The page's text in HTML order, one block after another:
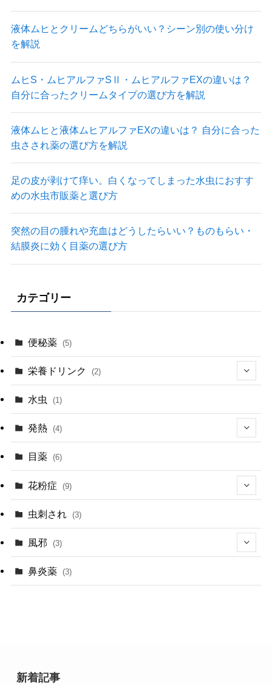
液体ムヒとクリームどちらがいい？シーン別の使い分け
を解説
ムヒS・ムヒアルファSⅡ・ムヒアルファEXの違いは？
自分に合ったクリームタイプの選び方を解説
液体ムヒと液体ムヒアルファEXの違いは？ 自分に合った
虫さされ薬の選び方を解説
足の皮が剥けて痒い。白くなってしまった水虫におすす
めの水虫市販薬と選び方
突然の目の腫れや充血はどうしたらいい？ものもらい・
結膜炎に効く目薬の選び方
カテゴリー
便秘薬 (5)
栄養ドリンク (2)
水虫 (1)
発熱 (4)
(1)
目薬 (6)
花粉症 (9)
(5)
(4)
虫刺され (3)
風邪 (3)
(1)
鼻炎薬 (3)
新着記事